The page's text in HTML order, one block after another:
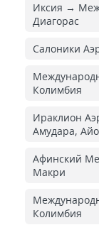
Иксия →
Диагорас
Салоники
Колимбия
Ираклион
Амудара,
Афинский
Макри
Колимбия